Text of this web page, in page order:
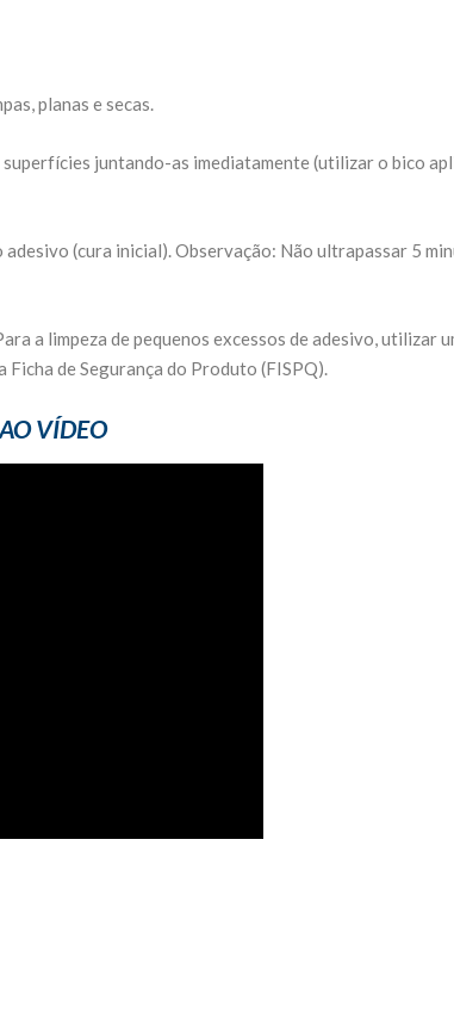
planas e secas.
juntando-as imediatamente (utilizar o bico
adesivo (cura inicial). Observação: Não ultrapassar 5
a limpeza de pequenos excessos de adesivo, utilizar
de Segurança do Produto (FISPQ).
VÍDEO